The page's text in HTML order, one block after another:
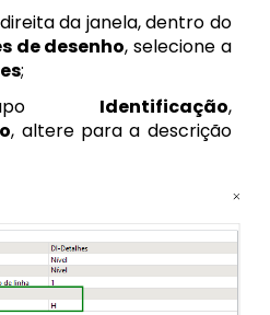
da janela, dentro do
de desenho, selecione a
;
Identificação,
, altere para a descrição